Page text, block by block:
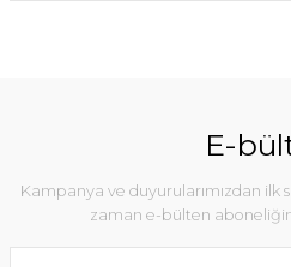
E-
Kampanya ve duyurularımızdan ilk
zaman e-bülten